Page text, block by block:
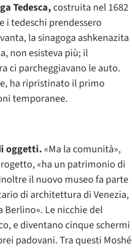
Tedesca, costruita nel 1682
i tedeschi prendessero
la sinagoga ashkenazita
non esisteva più; il
ci parcheggiavano le auto.
ha ripristinato il primo
temporanee.
oggetti. «Ma la comunità»,
«ha un patrimonio di
il nuovo museo fa parte
di architettura di Venezia,
Le nicchie del
e diventano cinque schermi
padovani. Tra questi Moshé